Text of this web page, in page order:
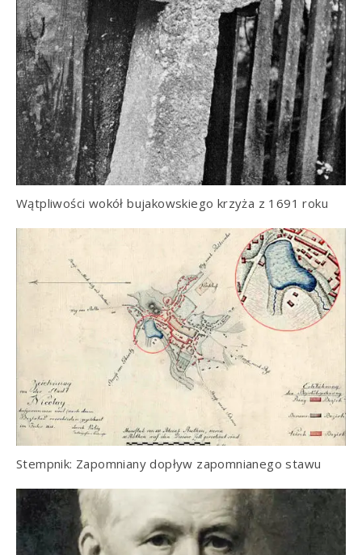
Wątpliwości wokół bujakowskiego krzyża z 1691 roku
Stempnik: Zapomniany dopływ zapomnianego stawu